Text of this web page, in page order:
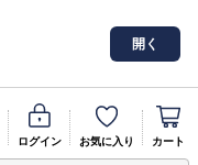
開く
ログイン お気に入り カート